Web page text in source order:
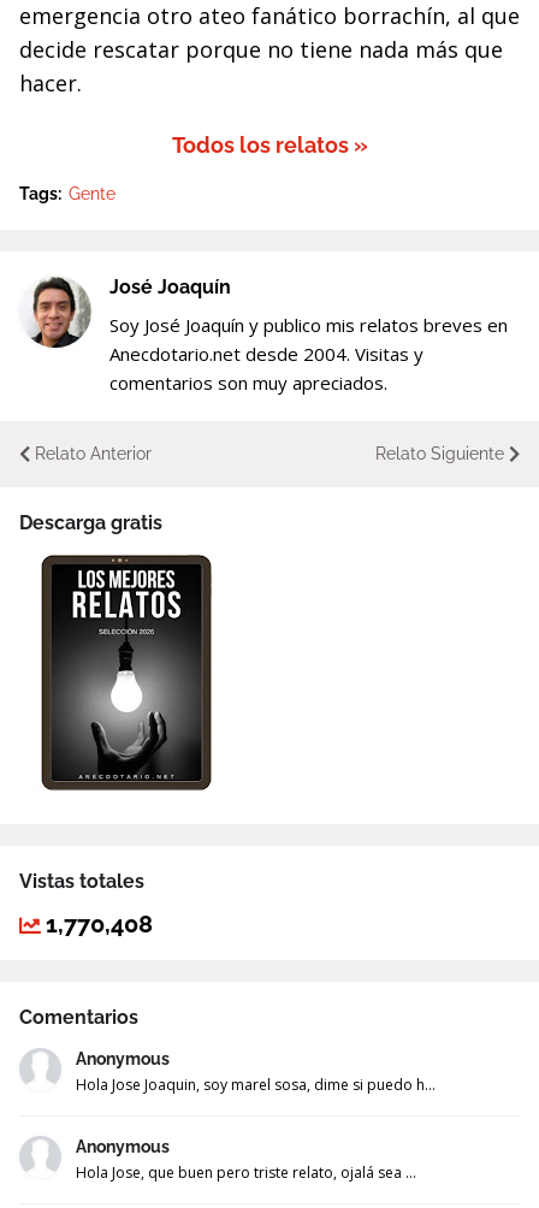
emergencia otro ateo fanático borrachín, al que
decide rescatar porque no tiene nada más que
hacer.
Todos los relatos »
Tags: Gente
José Joaquín
Soy José Joaquín y publico mis relatos breves en
Anecdotario.net desde 2004. Visitas y
comentarios son muy apreciados.
Relato Anterior Relato Siguiente
Descarga gratis
Vistas totales
1,770,408
Comentarios
Anonymous
Hola Jose Joaquin, soy marel sosa, dime si puedo h...
Anonymous
Hola Jose, que buen pero triste relato, ojalá sea ...